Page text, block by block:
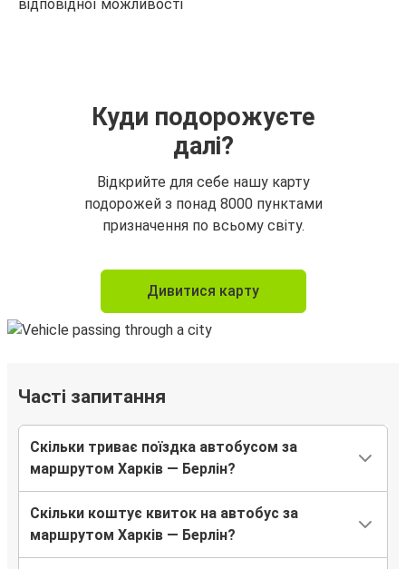
відповідної можливості
Куди подорожуєте
далі?
Відкрийте для себе нашу карту
подорожей з понад 8000 пунктами
призначення по всьому світу.
Дивитися карту
Часті запитання
Скільки триває поїздка автобусом за
маршрутом Харків — Берлін?
Скільки коштує квиток на автобус за
маршрутом Харків — Берлін?